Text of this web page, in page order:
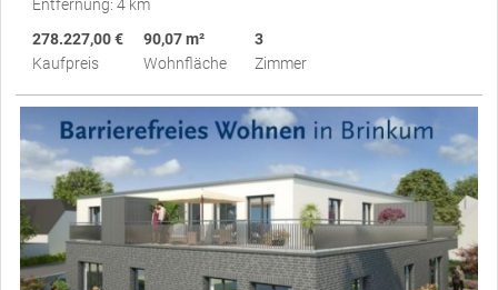
Entfernung: 4 km
278.227,00 €
Kaufpreis
90,07 m²
Wohnfläche
3
Zimmer